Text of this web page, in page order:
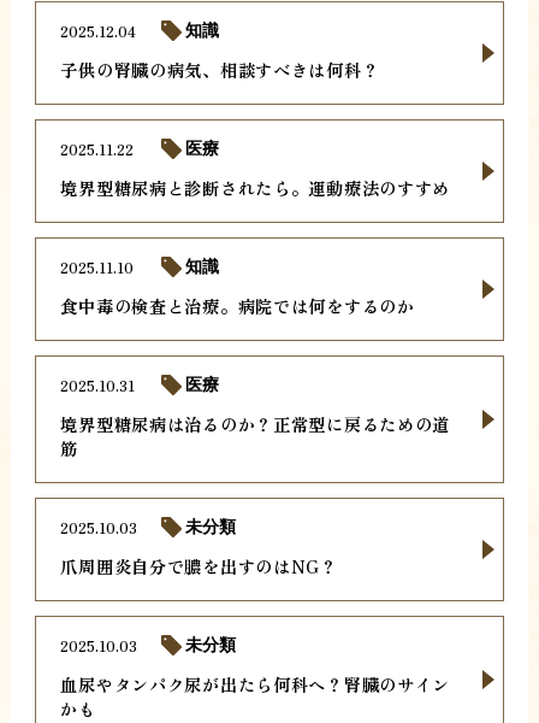
子供の腎臓の病気、相談すべきは何科？
2025.12.04 知識
境界型糖尿病と診断されたら。運動療法のすすめ
2025.11.22 医療
食中毒の検査と治療。病院では何をするのか
2025.11.10 知識
境界型糖尿病は治るのか？正常型に戻るための道
筋
2025.10.31 医療
爪周囲炎自分で膿を出すのはNG？
2025.10.03 未分類
血尿やタンパク尿が出たら何科へ？腎臓のサイン
かも
2025.10.03 未分類